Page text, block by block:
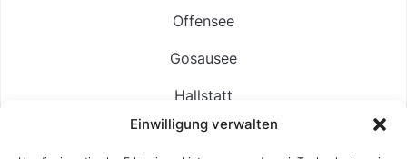
Einwilligung verwalten
Offensee
Gosausee
Hallstatt
Langbathsee